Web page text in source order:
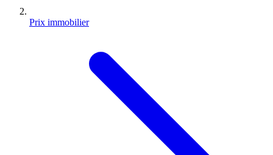
Prix immobilier